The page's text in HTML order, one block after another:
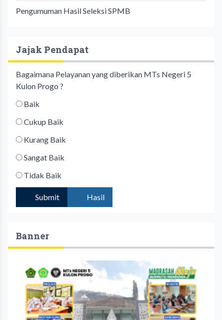
Pengumuman Hasil Seleksi SPMB
Jajak Pendapat
Bagaimana Pelayanan yang diberikan MTs Negeri 5
Kulon Progo ?
Baik
Cukup Baik
Kurang Baik
Sangat Baik
Tidak Baik
Submit Hasil
Banner